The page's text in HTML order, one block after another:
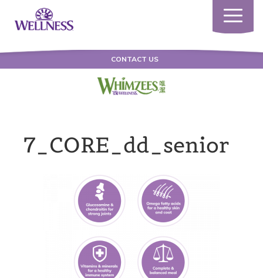
Toggle
CONTACT US
7_CORE_dd_senior